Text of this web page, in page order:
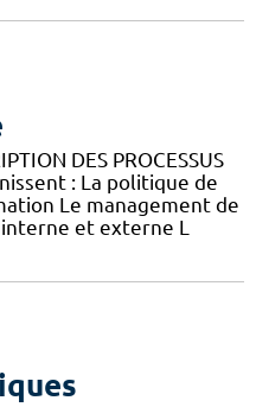
DES PROCESSUS
: La politique de
Le management de
et externe L